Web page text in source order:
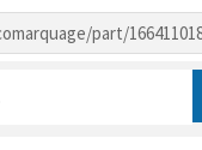
part/